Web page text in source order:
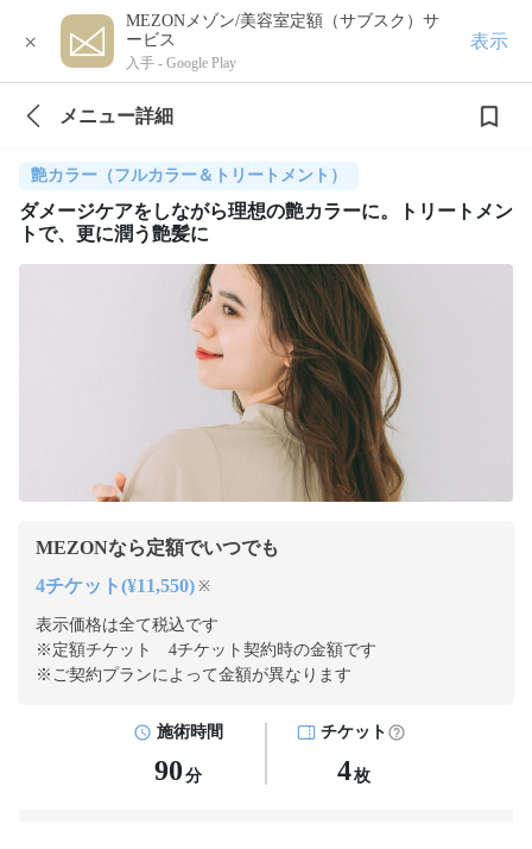
×
MEZONメゾン/美容室定額（サブスク）サ
ービス
入手 - Google Play
表示
メニュー詳細
艶カラー（フルカラー＆トリートメント）
ダメージケアをしながら理想の艶カラーに。トリートメン
トで、更に潤う艶髪に
MEZONなら定額でいつでも
4チケット(¥11,550) ※
表示価格は全て税込です
※定額チケット 4チケット契約時の金額です
※ご契約プランによって金額が異なります
施術時間
90 分
チケット
4枚